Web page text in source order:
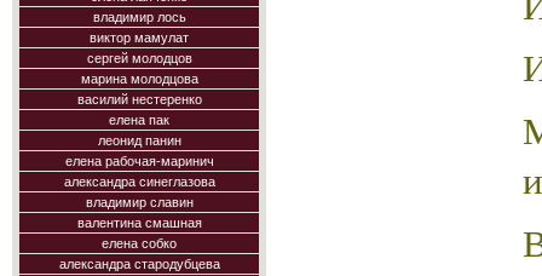
владимир лось
виктор мамулат
сергей молодцов
марина молодцова
василий нестеренко
елена пак
леонид панин
елена рабочая-маринич
александра синеглазова
владимир славин
валентина смашная
елена собко
александра стародубцева